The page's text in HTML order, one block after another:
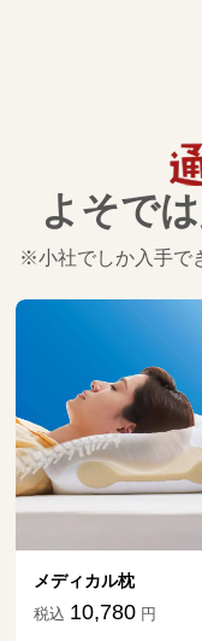
よそで
※小社でしか入手で
メディカル枕
税込 10,780 円